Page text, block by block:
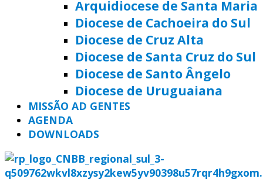
Arquidiocese de Santa Maria
Diocese de Cachoeira do Sul
Diocese de Cruz Alta
Diocese de Santa Cruz do Sul
Diocese de Santo Ângelo
Diocese de Uruguaiana
MISSÃO AD GENTES
AGENDA
DOWNLOADS